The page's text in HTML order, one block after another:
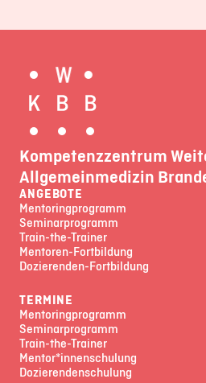
Kompetenzzentrum
Allgemeinmedizin
ANGEBOTE
Mentoringprogramm
Seminarprogramm
Train-the-Trainer
Mentoren-Fortbildung
Dozierenden-Fortbildung
TERMINE
Mentoringprogramm
Seminarprogramm
Train-the-Trainer
Mentor*innenschulung
Dozierendenschulung